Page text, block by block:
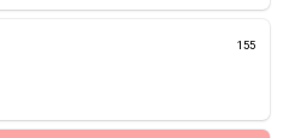
155